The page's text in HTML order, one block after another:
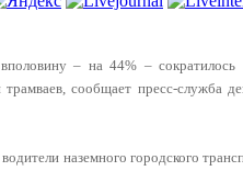
‒ на 44% ‒ сократилось
трамваев, сообщает пресс-служба
наземного городского